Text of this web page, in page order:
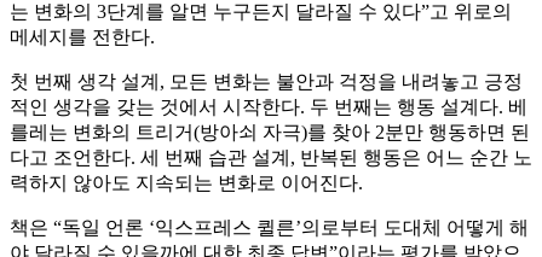
는 변화의 3단계를 알면 누구든지 달라질 수 있다”고 위로의
메세지를 전한다.
첫 번째 생각 설계, 모든 변화는 불안과 걱정을 내려놓고 긍정
적인 생각을 갖는 것에서 시작한다. 두 번째는 행동 설계다. 베
를레는 변화의 트리거(방아쇠 자극)를 찾아 2분만 행동하면 된
다고 조언한다. 세 번째 습관 설계, 반복된 행동은 어느 순간 노
력하지 않아도 지속되는 변화로 이어진다.
책은 “독일 언론 ‘익스프레스 퀼른’의로부터 도대체 어떻게 해